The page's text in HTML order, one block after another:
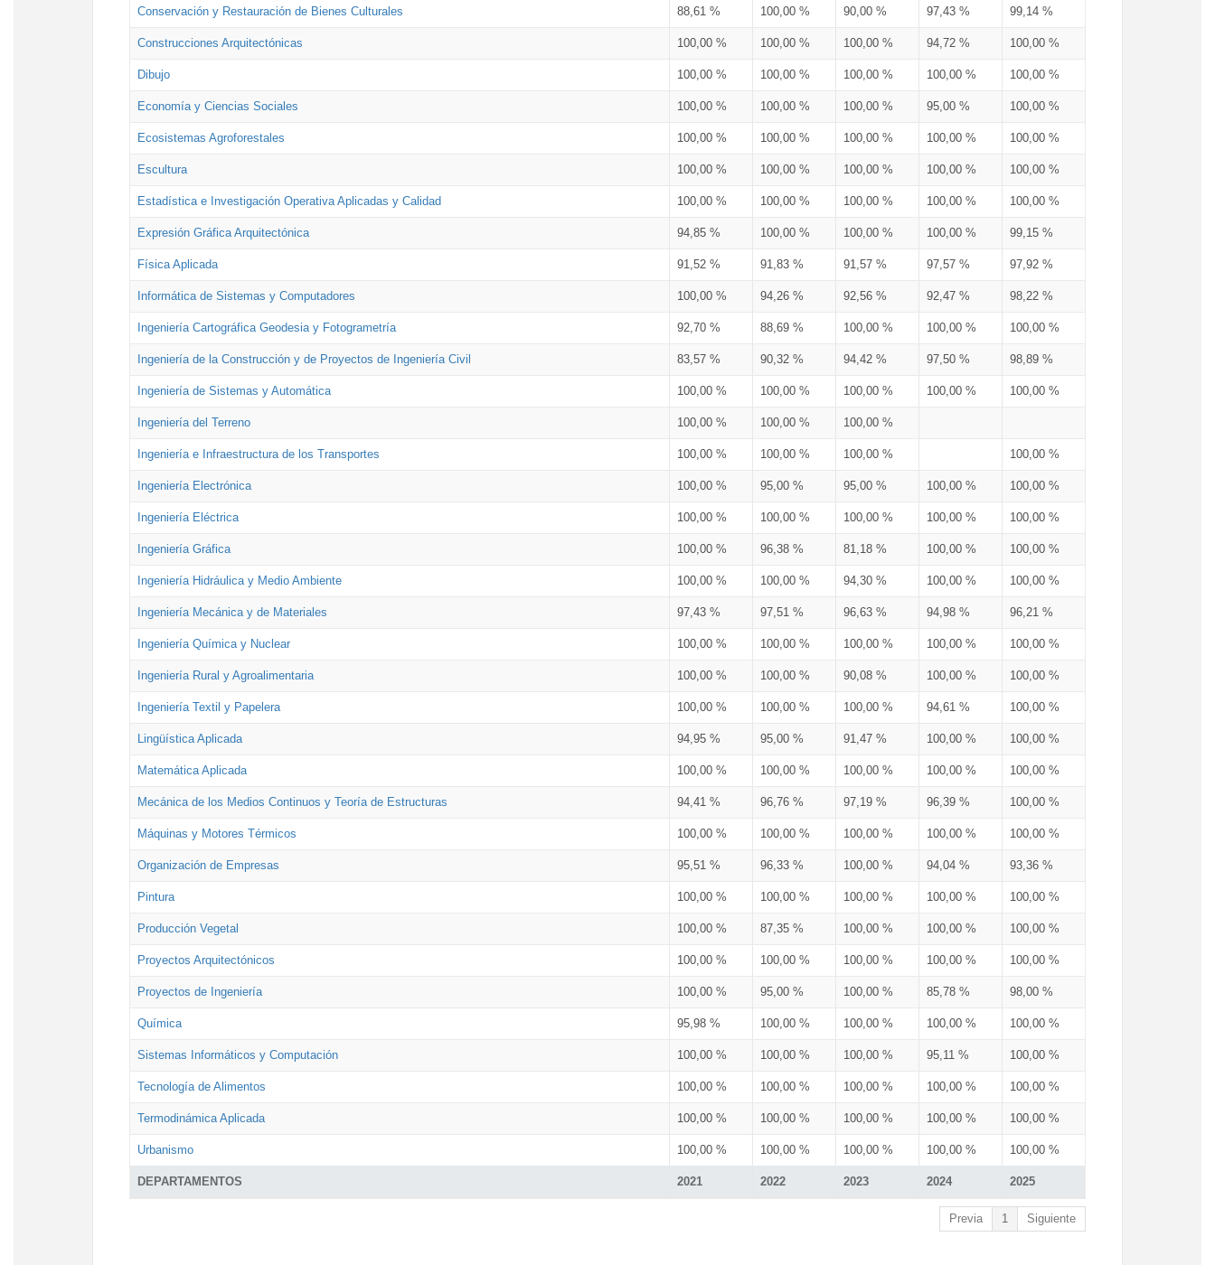
DEPARTAMENTOS 2021 2022 2023 2024 2025
Conservación y Restauración de Bienes Culturales 88,61 % 100,00 % 90,00 % 97,43 % 99,14 %
Construcciones Arquitectónicas 100,00 % 100,00 % 100,00 % 94,72 % 100,00 %
Dibujo 100,00 % 100,00 % 100,00 % 100,00 % 100,00 %
Economía y Ciencias Sociales 100,00 % 100,00 % 100,00 % 95,00 % 100,00 %
Ecosistemas Agroforestales 100,00 % 100,00 % 100,00 % 100,00 % 100,00 %
Escultura 100,00 % 100,00 % 100,00 % 100,00 % 100,00 %
Estadística e Investigación Operativa Aplicadas y Calidad 100,00 % 100,00 % 100,00 % 100,00 % 100,00 %
Expresión Gráfica Arquitectónica 94,85 % 100,00 % 100,00 % 100,00 % 99,15 %
Física Aplicada 91,52 % 91,83 % 91,57 % 97,57 % 97,92 %
Informática de Sistemas y Computadores 100,00 % 94,26 % 92,56 % 92,47 % 98,22 %
Ingeniería Cartográfica Geodesia y Fotogrametría 92,70 % 88,69 % 100,00 % 100,00 % 100,00 %
Ingeniería de la Construcción y de Proyectos de Ingeniería Civil 83,57 % 90,32 % 94,42 % 97,50 % 98,89 %
Ingeniería de Sistemas y Automática 100,00 % 100,00 % 100,00 % 100,00 % 100,00 %
Ingeniería del Terreno 100,00 % 100,00 % 100,00 %
Ingeniería e Infraestructura de los Transportes 100,00 % 100,00 % 100,00 % 100,00 %
Ingeniería Electrónica 100,00 % 95,00 % 95,00 % 100,00 % 100,00 %
Ingeniería Eléctrica 100,00 % 100,00 % 100,00 % 100,00 % 100,00 %
Ingeniería Gráfica 100,00 % 96,38 % 81,18 % 100,00 % 100,00 %
Ingeniería Hidráulica y Medio Ambiente 100,00 % 100,00 % 94,30 % 100,00 % 100,00 %
Ingeniería Mecánica y de Materiales 97,43 % 97,51 % 96,63 % 94,98 % 96,21 %
Ingeniería Química y Nuclear 100,00 % 100,00 % 100,00 % 100,00 % 100,00 %
Ingeniería Rural y Agroalimentaria 100,00 % 100,00 % 90,08 % 100,00 % 100,00 %
Ingeniería Textil y Papelera 100,00 % 100,00 % 100,00 % 94,61 % 100,00 %
Lingüística Aplicada 94,95 % 95,00 % 91,47 % 100,00 % 100,00 %
Matemática Aplicada 100,00 % 100,00 % 100,00 % 100,00 % 100,00 %
Mecánica de los Medios Continuos y Teoría de Estructuras 94,41 % 96,76 % 97,19 % 96,39 % 100,00 %
Máquinas y Motores Térmicos 100,00 % 100,00 % 100,00 % 100,00 % 100,00 %
Organización de Empresas 95,51 % 96,33 % 100,00 % 94,04 % 93,36 %
Pintura 100,00 % 100,00 % 100,00 % 100,00 % 100,00 %
Producción Vegetal 100,00 % 87,35 % 100,00 % 100,00 % 100,00 %
Proyectos Arquitectónicos 100,00 % 100,00 % 100,00 % 100,00 % 100,00 %
Proyectos de Ingeniería 100,00 % 95,00 % 100,00 % 85,78 % 98,00 %
Química 95,98 % 100,00 % 100,00 % 100,00 % 100,00 %
Sistemas Informáticos y Computación 100,00 % 100,00 % 100,00 % 95,11 % 100,00 %
Tecnología de Alimentos 100,00 % 100,00 % 100,00 % 100,00 % 100,00 %
Termodinámica Aplicada 100,00 % 100,00 % 100,00 % 100,00 % 100,00 %
Urbanismo 100,00 % 100,00 % 100,00 % 100,00 % 100,00 %
Previa 1 Siguiente